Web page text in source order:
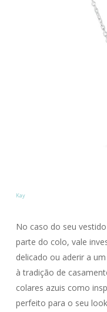
Kay
No caso do seu
parte do colo, vale
delicado ou aderir a
à tradição de
colares azuis como
perfeito para o seu